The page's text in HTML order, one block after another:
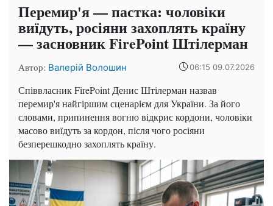
Перемир'я — пастка: чоловіки
виїдуть, росіяни захоплять країну
— засновник FirePoint Штілерман
Автор: Валерій Волошин 06:15 09.07.2026
Співвласник FirePoint Денис Штілерман назвав
перемир'я найгіршим сценарієм для України. За його
словами, припинення вогню відкриє кордони, чоловіки
масово виїдуть за кордон, після чого росіяни
безперешкодно захоплять країну.